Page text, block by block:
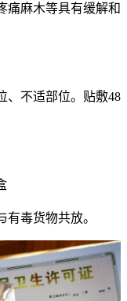
痛麻木等具有缓解和
不适部位。贴敷48
毒货物共放。